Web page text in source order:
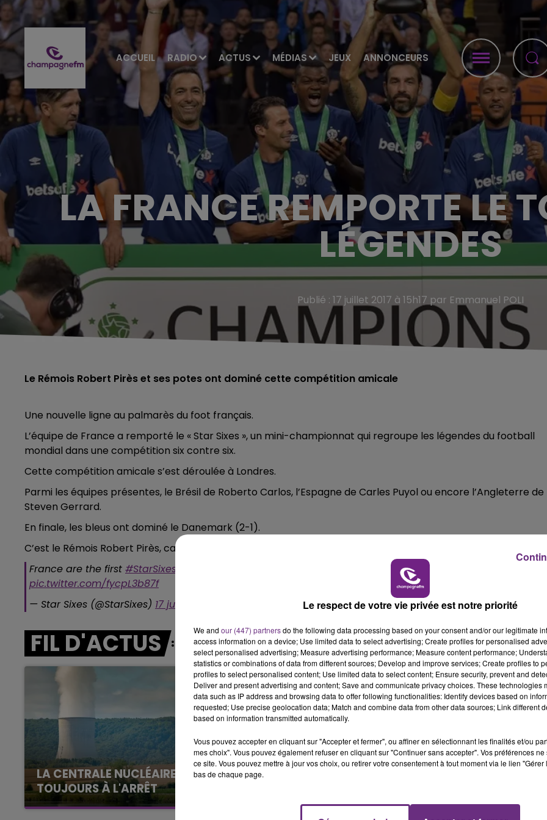
ACCUEIL RADIO ACTUS MÉDIAS JEUX ANNONCEURS
5h00 - 6h00
LE BEST OF DE LA FAMILLE
CHAMPAGNE FM
LA FAMILLE
LA FRANCE REMPORTE LE
LÉGENDES
Publié : 17 juillet 2017 à 15h17 par Emmanuel POLI
Le Rémois Robert Pirès et ses potes ont dominé cette compétition amicale
Une nouvelle ligne au palmarès du foot français.
L’équipe de France a remporté le « Star Sixes », un mini-championnat qui regroupe les légendes du football
mondial dans une compétition six contre six.
Cette compétition amicale s’est déroulée à Londres.
Parmi les équipes présentes, le Brésil de Roberto Carlos, l’Espagne de Carles Puyol ou encore l’Angleterre de
Steven Gerrard.
En finale, les bleus ont dominé le Danemark (2-1).
C’est le Rémois Robert Pirès, capitaine des tricolores, qui a soulevé le trophée à la fin de la rencontre.
France are the first #StarSixes Champions. Here's how they did it!�x!Èx!Èx� �x�
pic.twitter.com/fycpL3b87f
— Star Sixes (@StarSixes) 17 juillet 2017
FIL D'ACTUS
LA CENTRALE NUCLÉAIRE DE CHOOZ
TOUJOURS À L'ARRÊT
Cela fait déjà une semaine que la centrale
C'était l'une des institutions du centre-ville
Le respect de votre vie privée est notre priorité
We and our (447) partnersdo the following data processing based on your consent and/or our legitimate
access information on a device; Use limited data to select advertising; Create profiles for personalised
select personalised advertising; Measure advertising performance; Measure content performance;
statistics or combinations of data from different sources; Develop and improve services; Create profiles to
profiles to select personalised content; Use limited data to select content; Ensure security, prevent and
Deliver and present advertising and content; Save and communicate privacy choices. These technologies
data such as IP address and browsing data to offer following functionalities: Identify devices based on
requested; Use precise geolocation data; Match and combine data from other data sources; Link different
based on information transmitted automatically.
Vous pouvez accepter en cliquant sur "Accepter et fermer", ou affiner en sélectionnant les finalités et/ou
mes choix". Vous pouvez également refuser en cliquant sur "Continuer sans accepter". Vos préférences
ce site. Vous pouvez mettre à jour vos choix, ou retirer votre consentement à tout moment via le lien
bas de chaque page.